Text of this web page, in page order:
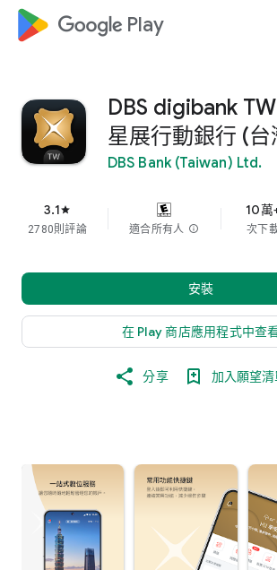
google_logo Play
DBS digibank TW
星展行動銀行 (台
DBS Bank (Taiwan) Ltd.
3.1star
2780則評論 適合所有人 info
10萬
次下
安裝
在 Play 商店應用程式中查
分享 加入願望清